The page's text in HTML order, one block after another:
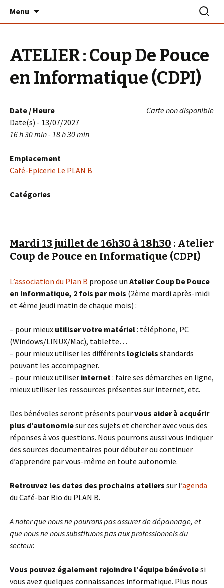
Le PLAN B – La Turballe
Menu
ATELIER : Coup De Pouce
en Informatique (CDPI)
Carte non disponible
Date / Heure
Date(s) - 13/07/2027
16 h 30 min - 18 h 30 min
Emplacement
Café-Epicerie Le PLAN B
Catégories
Mardi 13 juillet de 16h30 à 18h30 : Atelier
Coup de Pouce en Informatique (CDPI)
L’association du Plan B propose un Atelier Coup De Pouce
en Informatique, 2 fois par mois (2ème mardi après-midi
et 4ème jeudi matin de chaque mois) :
– pour mieux utiliser votre matériel: téléphone, PC
(Windows/LINUX/Mac), tablette…
– pour mieux utiliser les différents logiciels standards
pouvant les accompagner.
– pour mieux utiliser internet: faire ses démarches en ligne,
mieux utiliser les ressources présentes sur internet, etc.
Des bénévoles seront présents pourvous aider à acquérir
plus d’autonomiesur ces sujets et chercher avec vous des
réponses à vos questions. Nous pourrons aussi vous indiquer
des sources documentaires pour débuter ou continuer
d’apprendre par vous-même en toute autonomie.
Retrouvez les dates des prochains ateliers sur l’agenda
du Café-bar Bio du PLAN B.
A noter que nous ne pourrons pas assurer de dépannage, et
que nous ne nous substituons pas aux professionnels du
secteur.
Vous pouvez également rejoindre l’équipe bénévolesi
vous avez quelques connaissances informatique. Plus nous